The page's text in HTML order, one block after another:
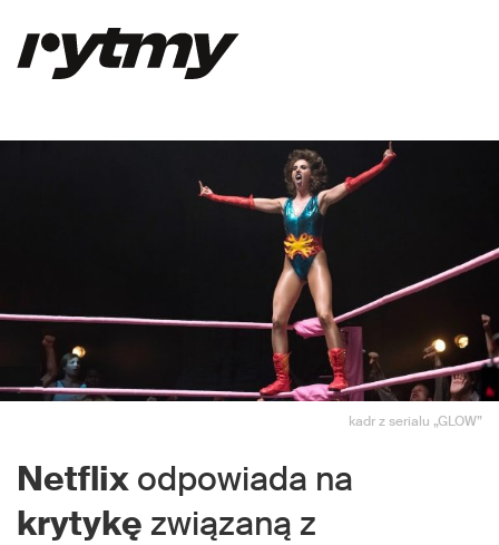
kadr z serialu „GLOW”
Netflix odpowiada na
krytykę związaną z